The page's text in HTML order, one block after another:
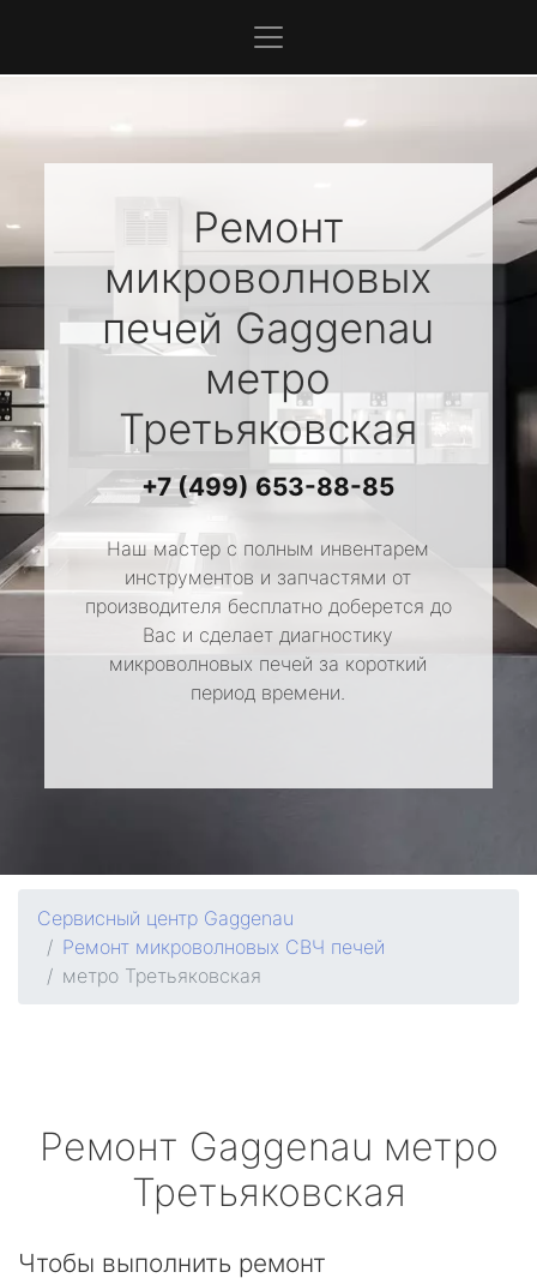
Ремонт
микроволновых
печей Gaggenau
метро
Третьяковская
+7 (499) 653-88-85
Наш мастер с полным инвентарем
инструментов и запчастями от
производителя бесплатно доберется до
Вас и сделает диагностику
микроволновых печей за короткий
период времени.
Сервисный центр Gaggenau
Ремонт микроволновых СВЧ печей
метро Третьяковская
Ремонт Gaggenau метро
Третьяковская
Чтобы выполнить ремонт